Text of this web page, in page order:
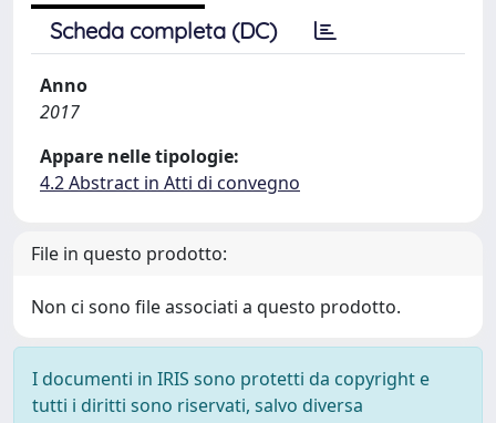
Scheda completa (DC)
Anno
2017
Appare nelle tipologie:
4.2 Abstract in Atti di convegno
File in questo prodotto:
Non ci sono file associati a questo prodotto.
I documenti in IRIS sono protetti da copyright e
tutti i diritti sono riservati, salvo diversa